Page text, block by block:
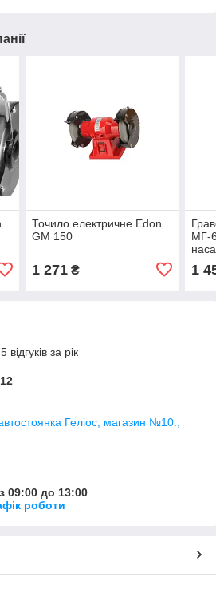
Точило електричне Edon
GM 150
1 271₴
МГ-
1
за рік
Геліос, магазин №10.,
09:00 до 13:00
роботи